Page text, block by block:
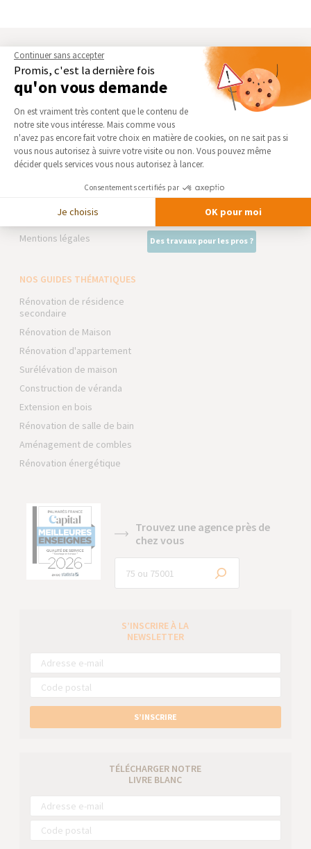
AGENCE DE MERIGNIES
Qui sommes-nous
Actualités
Notre charte qualité
Partenaires
Trouver une agence
Devenir franchisé
Foire aux Questions
Conditions générales
d’intervention
Mentions légales
NOS DOMAINES
D’INTERVENTION
EXTENSION
RÉNOVATION INTÉRIEURE
TRAVAUX EXTÉRIEURS
NOS PARTENAIRES
Expert Bricolage
Intégrer notre réseau
Des travaux pour les pros ?
NOS GUIDES THÉMATIQUES
Rénovation de résidence
secondaire
Rénovation de Maison
Rénovation d'appartement
Surélévation de maison
Construction de véranda
Extension en bois
Rénovation de salle de bain
Aménagement de combles
Rénovation énergétique
Trouvez une agence près de
chez vous
S’INSCRIRE À LA
NEWSLETTER
S’INSCRIRE
TÉLÉCHARGER NOTRE
LIVRE BLANC
Continuer sans accepter
Promis, c'est la dernière fois
qu'on vous demande
Plateforme de Gestion du
On est vraiment très content que le contenu de
notre site vous intéresse. Mais comme vous
n'avez pas encore fait votre choix en matière de cookies, on ne sait pas si
vous nous autorisez à suivre votre visite ou non. Vous pouvez même
décider quels services vous nous autorisez à lancer.
Consentements certifiés par
Je choisis OK pour moi
Axeptio consent